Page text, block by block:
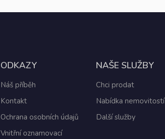
ODKAZY
Náš příběh
Kontakt
Ochrana osobních údajů
Vnitřní oznamovací
NAŠE SLUŽBY
Chci prodat
Nabídka nemovitostí
Další služby